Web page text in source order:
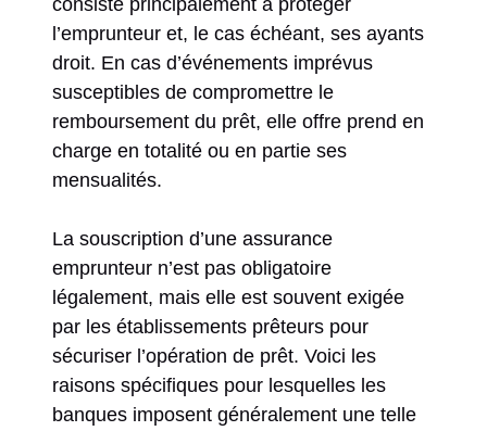
l’emprunteur et, le cas échéant, ses ayants
droit. En cas d’événements imprévus
susceptibles de compromettre le
remboursement du prêt, elle offre prend en
charge en totalité ou en partie ses
mensualités.
La souscription d’une assurance
emprunteur n’est pas obligatoire
légalement, mais elle est souvent exigée
par les établissements prêteurs pour
sécuriser l’opération de prêt. Voici les
raisons spécifiques pour lesquelles les
banques imposent généralement une telle